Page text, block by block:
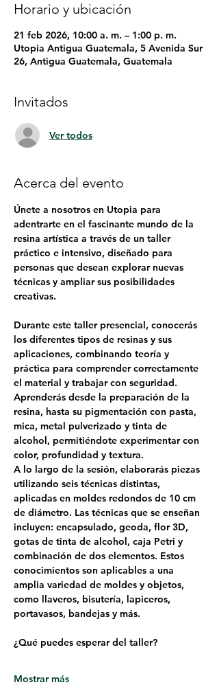
Horario y ubicación
21 feb 2026, 10:00 a. m. – 1:00 p. m.
Utopia Antigua Guatemala, 5 Avenida Sur
26, Antigua Guatemala, Guatemala
Invitados
Ver todos
Acerca del evento
Únete a nosotros en Utopia para
adentrarte en el fascinante mundo de la
resina artística a través de un taller
práctico e intensivo, diseñado para
personas que desean explorar nuevas
técnicas y ampliar sus posibilidades
creativas.
Durante este taller presencial, conocerás
los diferentes tipos de resinas y sus
aplicaciones, combinando teoría y
práctica para comprender correctamente
el material y trabajar con seguridad.
Aprenderás desde la preparación de la
resina, hasta su pigmentación con pasta,
mica, metal pulverizado y tinta de
alcohol, permitiéndote experimentar con
color, profundidad y textura.
A lo largo de la sesión, elaborarás piezas
utilizando seis técnicas distintas,
aplicadas en moldes redondos de 10 cm
de diámetro. Las técnicas que se enseñan
incluyen: encapsulado, geoda, flor 3D,
gotas de tinta de alcohol, caja Petri y
combinación de dos elementos. Estos
conocimientos son aplicables a una
amplia variedad de moldes y objetos,
como llaveros, bisutería, lapiceros,
portavasos, bandejas y más.
¿Qué puedes esperar del taller?
Mostrar más